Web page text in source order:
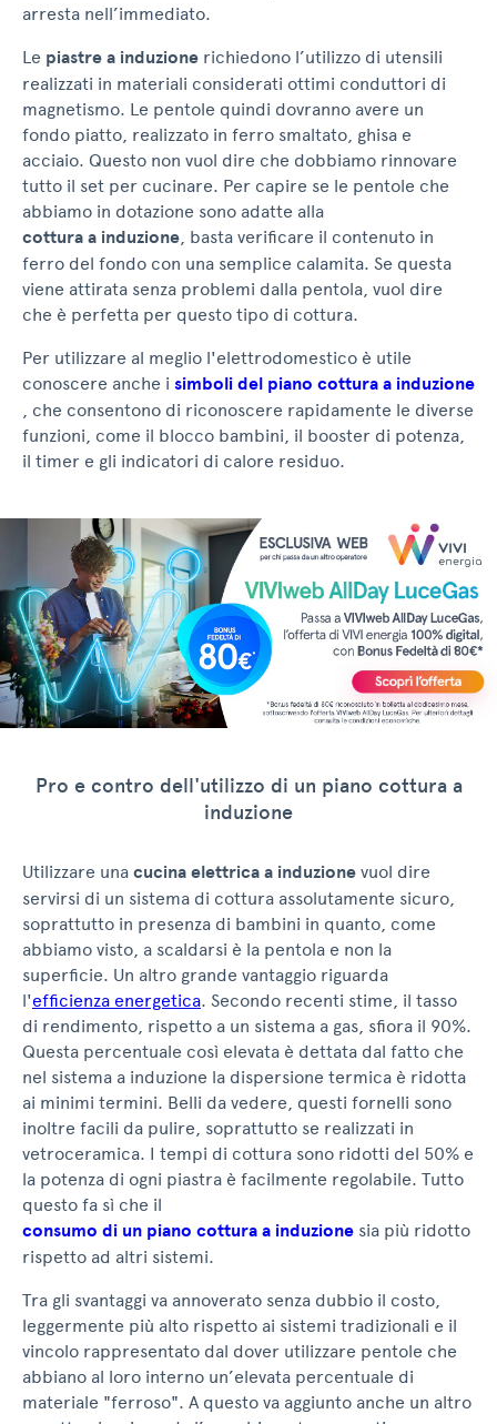
arresta nell’immediato.
Le piastre a induzione richiedono l’utilizzo di utensili
realizzati in materiali considerati ottimi conduttori di
magnetismo. Le pentole quindi dovranno avere un
fondo piatto, realizzato in ferro smaltato, ghisa e
acciaio. Questo non vuol dire che dobbiamo rinnovare
tutto il set per cucinare. Per capire se le pentole che
abbiamo in dotazione sono adatte alla
cottura a induzione, basta verificare il contenuto in
ferro del fondo con una semplice calamita. Se questa
viene attirata senza problemi dalla pentola, vuol dire
che è perfetta per questo tipo di cottura.
Per utilizzare al meglio l'elettrodomestico è utile
conoscere anche i simboli del piano cottura a induzione
, che consentono di riconoscere rapidamente le diverse
funzioni, come il blocco bambini, il booster di potenza,
il timer e gli indicatori di calore residuo.
Pro e contro dell'utilizzo di un piano cottura a
induzione
Utilizzare una cucina elettrica a induzione vuol dire
servirsi di un sistema di cottura assolutamente sicuro,
soprattutto in presenza di bambini in quanto, come
abbiamo visto, a scaldarsi è la pentola e non la
superficie. Un altro grande vantaggio riguarda
l'efficienza energetica. Secondo recenti stime, il tasso
di rendimento, rispetto a un sistema a gas, sfiora il 90%.
Questa percentuale così elevata è dettata dal fatto che
nel sistema a induzione la dispersione termica è ridotta
ai minimi termini. Belli da vedere, questi fornelli sono
inoltre facili da pulire, soprattutto se realizzati in
vetroceramica. I tempi di cottura sono ridotti del 50% e
la potenza di ogni piastra è facilmente regolabile. Tutto
questo fa sì che il
consumo di un piano cottura a induzione sia più ridotto
rispetto ad altri sistemi.
Tra gli svantaggi va annoverato senza dubbio il costo,
leggermente più alto rispetto ai sistemi tradizionali e il
vincolo rappresentato dal dover utilizzare pentole che
abbiano al loro interno un’elevata percentuale di
materiale "ferroso". A questo va aggiunto anche un altro